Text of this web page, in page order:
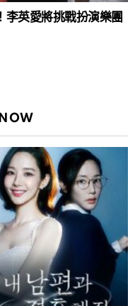
英愛將挑戰扮演樂團